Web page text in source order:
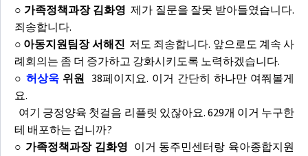
○ 가족정책과장 김화영 제가 질문을 잘못 받아들였습니다.
죄송합니다.
○ 아동지원팀장 서해진 저도 죄송합니다. 앞으로도 계속 사
례회의는 좀 더 증가하고 강화시키도록 노력하겠습니다.
○ 허상욱 위원 38페이지요. 이거 간단히 하나만 여쭤볼게
요.
여기 긍정양육 첫걸음 리플릿 있잖아요. 629개 이거 누구한
테 배포하는 겁니까?
○ 가족정책과장 김화영 이거 동주민센터랑 육아종합지원